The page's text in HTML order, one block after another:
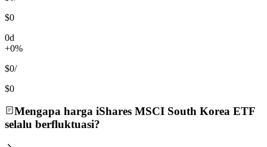
$0
0d
+0%
$0/
$0
Mengapa harga iShares MSCI South Korea ETF
selalu berfluktuasi?